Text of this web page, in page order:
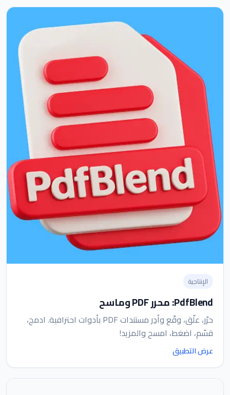
الإنتاجية
PdfBlend: محرر PDF وماسح
حرّر، علّق، وقّع وأدِر مستندات PDF بأدوات احترافية. ادمج،
قسّم، اضغط، امسح والمزيد!
عرض التطبيق